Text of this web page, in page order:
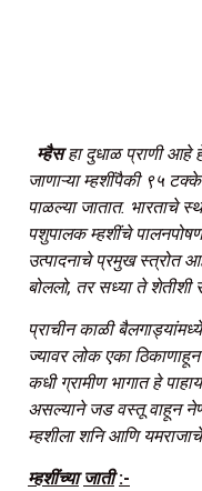
म्हैस हा दुधाळ प्राणी आहे
जाणाऱ्या म्हशींपैकी ९५ टक्के
पाळल्या जातात. भारताचे
पशुपालक म्हशींचे पालनपोषण
उत्पादनाचे प्रमुख स्त्रोत
बोललो, तर सध्या ते शेतीशी
प्राचीन काळी बैलगाड्यांमध्ये
ज्यावर लोक एका ठिकाणाहून
कधी ग्रामीण भागात हे
असल्याने जड वस्तू वाहून
म्हशीला शनि आणि यमराजाचे
म्हशींच्या जाती :-